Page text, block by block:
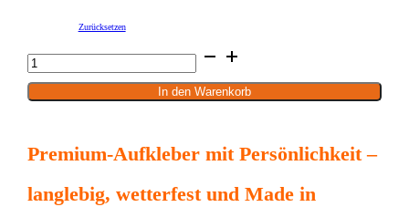
Zurücksetzen
Reptilien
Aufkleber
Offroad
Van
In den Warenkorb
Premium-Aufkleber mit Persönlichkeit –
langlebig, wetterfest und Made in